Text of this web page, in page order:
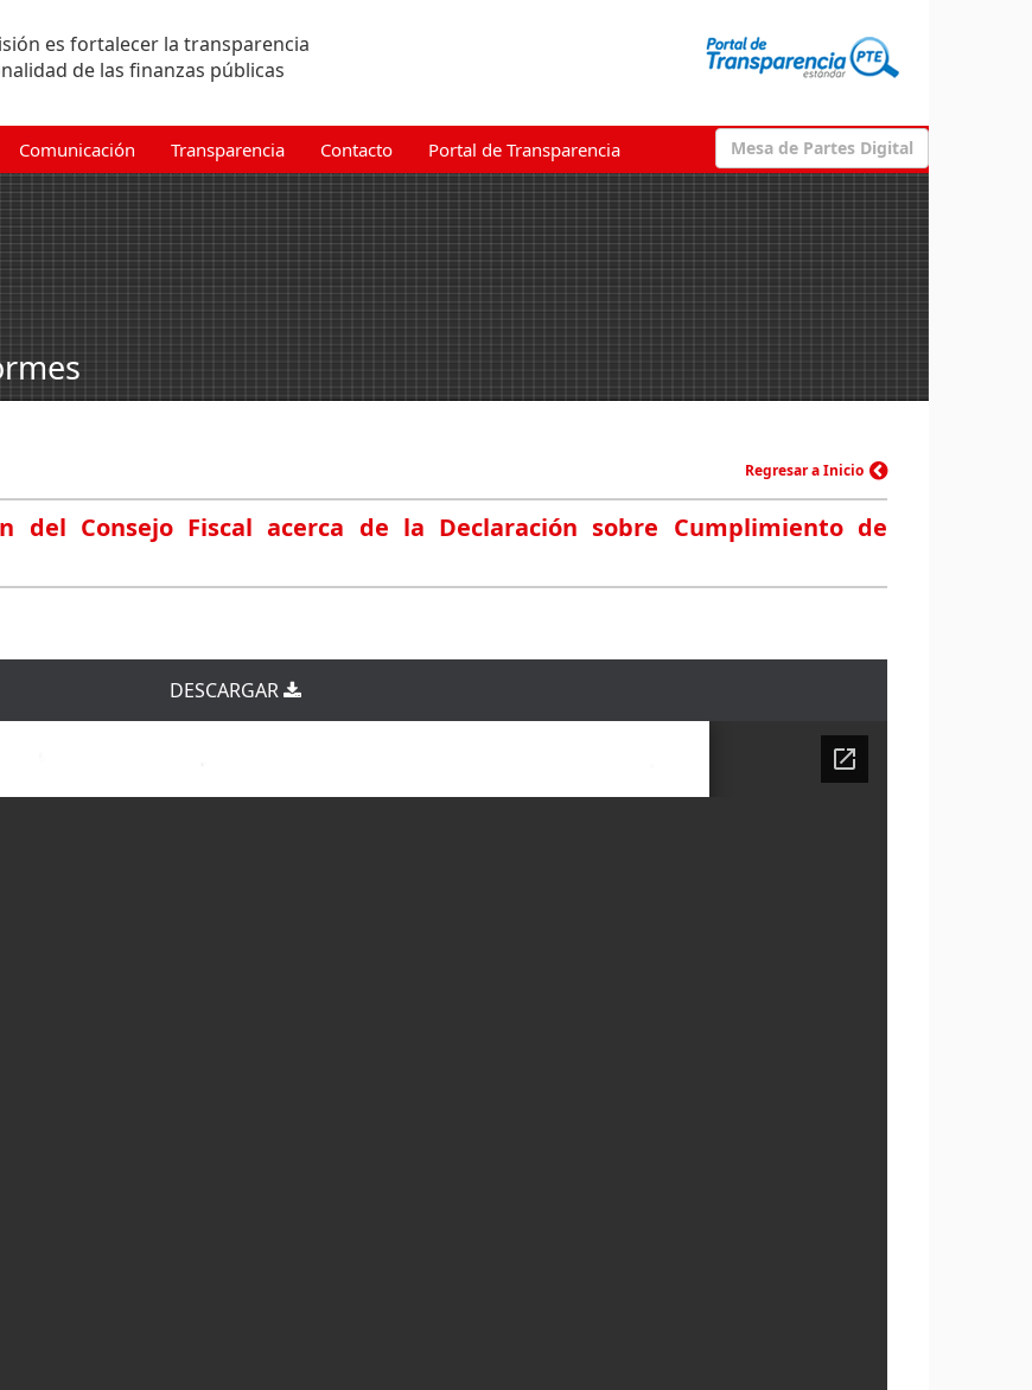
es fortalecer la transparencia
de las finanzas públicas
Mesa de Partes Digital
Comunicación Transparencia Contacto Portal de Transparencia
Regresar a Inicio
del Consejo Fiscal acerca de la Declaración sobre Cumplimiento de
DESCARGAR